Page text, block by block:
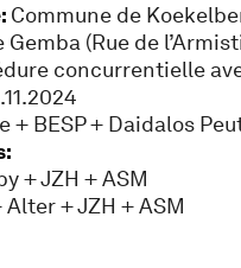
Commune de
Gemba (Rue de
concurrentielle
+ BESP + Daidalos
+ JZH + ASM
Alter + JZH + ASM